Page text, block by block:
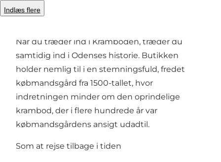
Indlæs flere
Når du træder ind i Kramboden, træder du
samtidig ind i Odenses historie. Butikken
holder nemlig til i en stemningsfuld, fredet
købmandsgård fra 1500-tallet, hvor
indretningen minder om den oprindelige
krambod, der i flere hundrede år var
købmandsgårdens ansigt udadtil.
Som at rejse tilbage i tiden